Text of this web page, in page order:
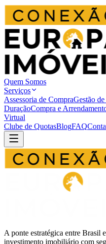
Quem Somos
Serviços
Assessoria de CompraGestão
DuraçãoCompra e
Virtual
Clube de QuotasBlogFAQ
A ponte estratégica entre Brasil
investimento imobiliário com